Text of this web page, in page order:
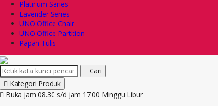
Platinum Series
Lavender Series
UNO Office Chair
UNO Office Partition
Papan Tulis
Cari
Kategori Produk
Buka jam 08.30 s/d jam 17.00 Minggu Libur